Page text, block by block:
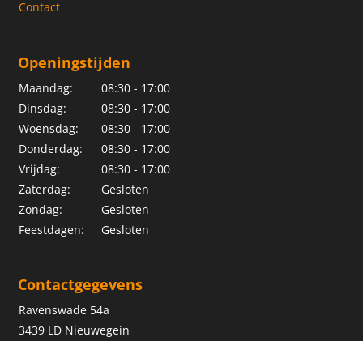
Contact
Openingstijden
Maandag:
08:30 - 17:00
Dinsdag:
08:30 - 17:00
Woensdag:
08:30 - 17:00
Donderdag:
08:30 - 17:00
Vrijdag:
08:30 - 17:00
Zaterdag:
Gesloten
Zondag:
Gesloten
Feestdagen:
Gesloten
Contactgegevens
Ravenswade 54a
3439 LD Nieuwegein